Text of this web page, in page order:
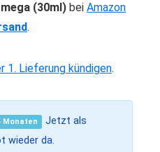
(30ml) bei Amazon
.
1. Lieferung kündigen.
Monaten
Jetzt als
wieder da.